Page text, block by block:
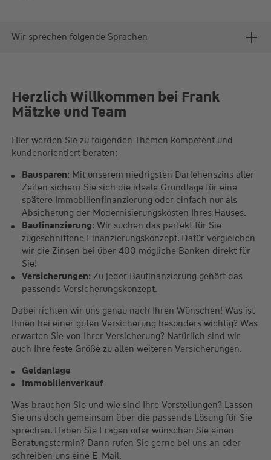
Wir sprechen folgende Sprachen
Herzlich Willkommen bei Frank
Mätzke und Team
Hier werden Sie zu folgenden Themen kompetent und
kundenorientiert beraten:
Bausparen: Mit unserem niedrigsten Darlehenszins aller
Zeiten sichern Sie sich die ideale Grundlage für eine
spätere Immobilienfinanzierung oder einfach nur als
Absicherung der Modernisierungskosten Ihres Hauses.
Baufinanzierung: Wir suchen das perfekt für Sie
zugeschnittene Finanzierungskonzept. Dafür vergleichen
wir die Zinsen bei über 400 mögliche Banken direkt für
Sie!
Versicherungen: Zu jeder Baufinanzierung gehört das
passende Versicherungskonzept.
Dabei richten wir uns genau nach Ihren Wünschen! Was ist
Ihnen bei einer guten Versicherung besonders wichtig? Was
erwarten Sie von Ihrer Versicherung? Natürlich sind wir
auch Ihre feste Größe zu allen weiteren Versicherungen.
Geldanlage
Immobilienverkauf
Was brauchen Sie und wie sind Ihre Vorstellungen? Lassen
Sie uns doch gemeinsam über die passende Lösung für Sie
sprechen. Haben Sie Fragen oder wünschen Sie einen
Beratungstermin? Dann rufen Sie gerne bei uns an oder
schreiben uns eine E-Mail.